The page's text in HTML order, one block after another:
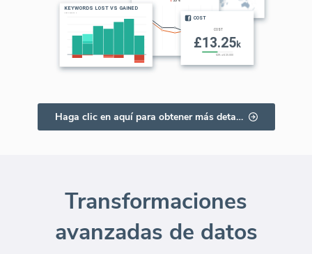
Haga clic en aquí para obtener más detalles
Transformaciones
avanzadas de datos